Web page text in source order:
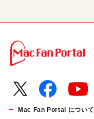
Mac Fan Portal について